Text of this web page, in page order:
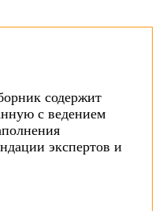
содержит
с ведением
экспертов и